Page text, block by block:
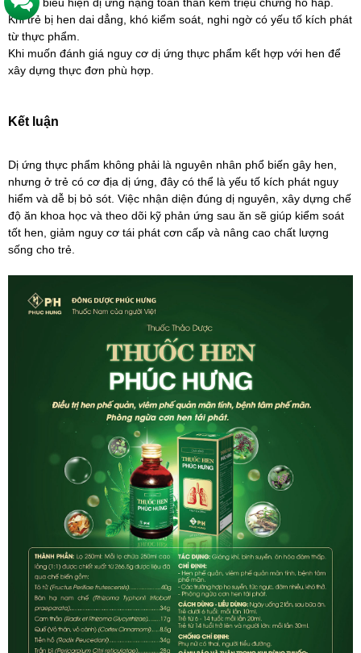
Khi có biểu hiện dị ứng nặng toàn thân kèm triệu chứng hô hấp.
Khi trẻ bị hen dai dẳng, khó kiểm soát, nghi ngờ có yếu tố kích phát
từ thực phẩm.
Khi muốn đánh giá nguy cơ dị ứng thực phẩm kết hợp với hen để
xây dựng thực đơn phù hợp.
Kết luận
Dị ứng thực phẩm không phải là nguyên nhân phổ biến gây hen,
nhưng ở trẻ có cơ địa dị ứng, đây có thể là yếu tố kích phát nguy
hiểm và dễ bị bỏ sót. Việc nhận diện đúng dị nguyên, xây dựng chế
độ ăn khoa học và theo dõi kỹ phản ứng sau ăn sẽ giúp kiểm soát
tốt hen, giảm nguy cơ tái phát cơn cấp và nâng cao chất lượng
sống cho trẻ.